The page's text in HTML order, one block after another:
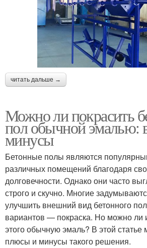
читать дальше →
Можно ли покрасить
пол обычной эмалью:
минусы
Бетонные полы являются
различных помещений благодаря
долговечности. Однако они часто
строго и скучно. Многие
улучшить внешний вид бетонного
вариантов — покраска. Но можно ли
этого обычную эмаль? В этой
плюсы и минусы такого решения.